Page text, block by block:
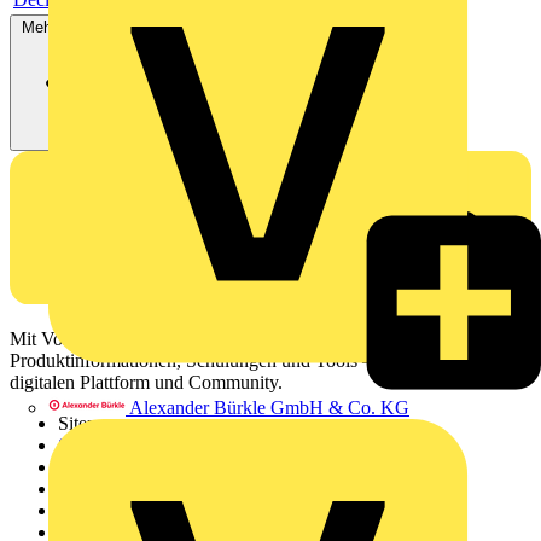
Alexander Bürkle GmbH & Co. KG
Mehr anzeigen
Mit Voltimum erhalten Elektrofachkräfte Zugang zu Branchennews,
Produktinformationen, Schulungen und Tools – alles auf einer
digitalen Plattform und Community.
Sitemap
Startseite
Produktsuche